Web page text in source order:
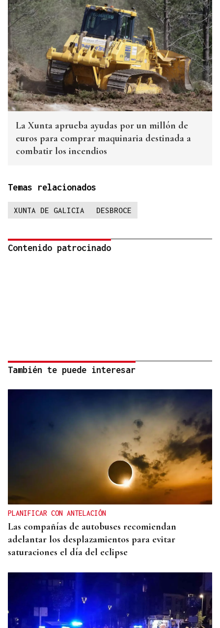
La Xunta aprueba ayudas por un millón de
euros para comprar maquinaria destinada a
combatir los incendios
Temas relacionados
XUNTA DE GALICIA DESBROCE
Contenido patrocinado
También te puede interesar
PLANIFICAR CON ANTELACIÓN
Las compañías de autobuses recomiendan
adelantar los desplazamientos para evitar
saturaciones el día del eclipse